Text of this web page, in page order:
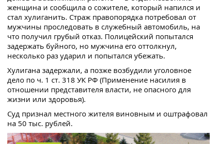
женщина и сообщила о сожителе, который напился и
стал хулиганить. Страж правопорядка потребовал от
мужчины проследовать в служебный автомобиль, на
что получил грубый отказ. Полицейский попытался
задержать буйного, но мужчина его оттолкнул,
несколько раз ударил и попытался убежать.
Хулигана задержали, а позже возбудили уголовное
дело по ч. 1 ст. 318 УК РФ (Применение насилия в
отношении представителя власти, не опасного для
жизни или здоровья).
Суд признал местного жителя виновным и оштрафовал
на 50 тыс. рублей.